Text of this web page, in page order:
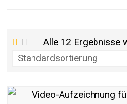
Alle 12 Ergebnisse